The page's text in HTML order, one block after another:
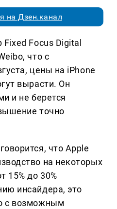
на Дзен.канал
Focus Digital
что с
цены на iPhone
вырасти. Он
и не берется
точно
что Apple
на некоторых
15% до 30%
инсайдера, это
с возможным